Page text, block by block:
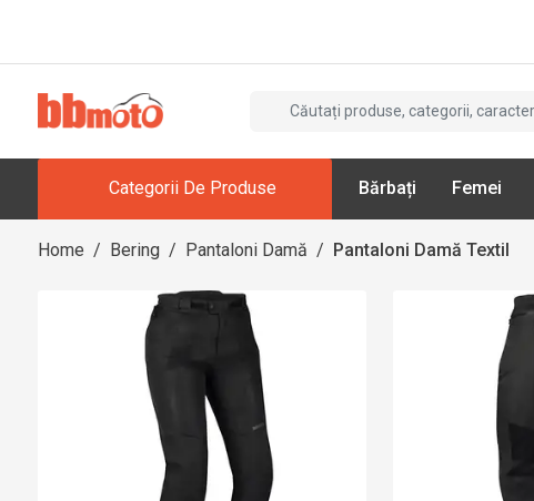
Categorii De Produse Bărbați Femei
Home / Bering / Pantaloni Damă / Pantaloni Damă Textil